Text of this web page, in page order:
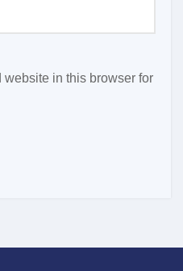
in this browser for